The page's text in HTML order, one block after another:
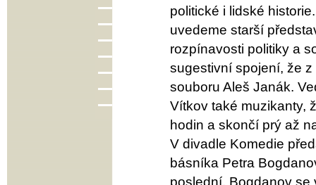
politické i lidské
uvedeme starší
rozpínavosti politiky a
sugestivní spojení, že
souboru Aleš Janák.
Vítkov také muzikanty,
hodin a skončí prý až
V divadle Komedie
básníka Petra
poslední. Bogdanov